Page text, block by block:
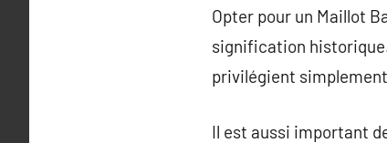
Opter pour un Maillot
signification
privilégient
Il est aussi important